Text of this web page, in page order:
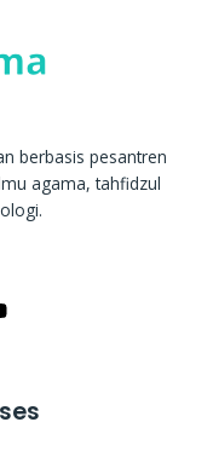
berbasis pesantren
agama, tahfidzul